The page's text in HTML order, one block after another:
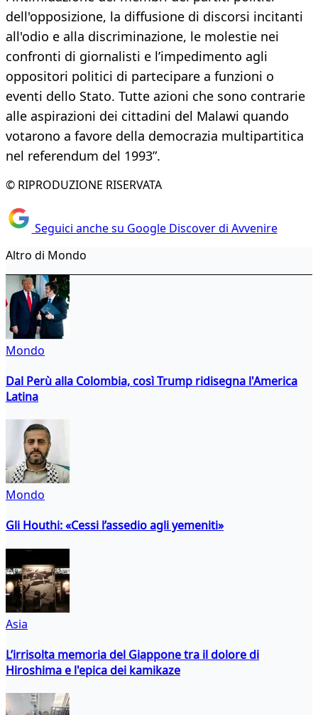
dell'opposizione, la diffusione di discorsi incitanti
all'odio e alla discriminazione, le molestie nei
confronti di giornalisti e l’impedimento agli
oppositori politici di partecipare a funzioni o
eventi dello Stato. Tutte azioni che sono contrarie
alle aspirazioni dei cittadini del Malawi quando
votarono a favore della democrazia multipartitica
nel referendum del 1993”.
© RIPRODUZIONE RISERVATA
Seguici anche su Google Discover di Avvenire
Altro di Mondo
Mondo
Dal Perù alla Colombia, così Trump ridisegna l'America
Latina
Mondo
Gli Houthi: «Cessi l’assedio agli yemeniti»
Asia
L’irrisolta memoria del Giappone tra il dolore di
Hiroshima e l'epica dei kamikaze